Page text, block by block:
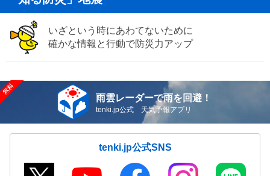
いざという時にあわてないために
確かな情報と行動で防災力アップ
雨雲レーダーで雨を回避！
tenki.jp公式 天気予報アプリ
tenki.jp公式SNS